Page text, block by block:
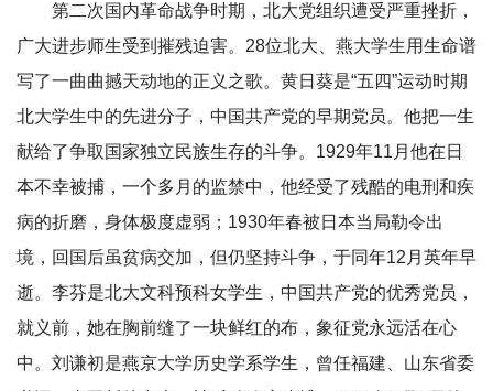
第二次国内革命战争时期，北大党组织遭受严重挫折，
广大进步师生受到摧残迫害。28位北大、燕大学生用生命谱
写了一曲曲撼天动地的正义之歌。黄日葵是“五四”运动时期
北大学生中的先进分子，中国共产党的早期党员。他把一生
献给了争取国家独立民族生存的斗争。1929年11月他在日
本不幸被捕，一个多月的监禁中，他经受了残酷的电刑和疾
病的折磨，身体极度虚弱；1930年春被日本当局勒令出
境，回国后虽贫病交加，但仍坚持斗争，于同年12月英年早
逝。李芬是北大文科预科女学生，中国共产党的优秀党员，
就义前，她在胸前缝了一块鲜红的布，象征党永远活在心
中。刘谦初是燕京大学历史学系学生，曾任福建、山东省委